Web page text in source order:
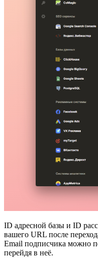
ID адресной базы и ID
вашего URL после
Email подписчика можно
перейдя в неё.